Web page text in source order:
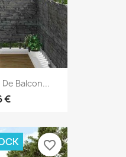
Balcon...
€
favorite_border